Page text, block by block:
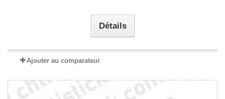
Détails
Ajouter au comparateur